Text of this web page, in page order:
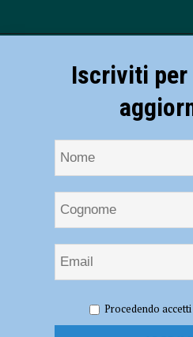
studenti, la Provincia triplica il
Iscriviti per
Procedendo